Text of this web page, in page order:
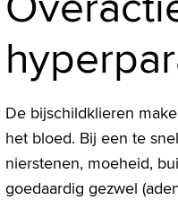
De bijschildklieren
het bloed. Bij een te
nierstenen, moeheid,
goedaardig gezwel